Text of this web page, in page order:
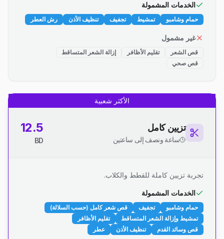
الخدمات المشمولة
حمام وشامبو تمشيط تجفيف تنظيف الأذن رش العطر
غير مشمول
قص الشعر تقليم الأظافر
إزالة الشعر المتساقط
قص صحي
الأكثر شعبية
تزيين كامل
ساعة ونصف إلى ساعتين
12.5
BD
تجربة تزيين كاملة للقطط والكلاب.
الخدمات المشمولة
حمام وشامبو تجفيف
قص شعر كامل (حسب السلالة)
تمشيط وإزالة الشعر المتساقط
تقليم الأظافر
قص وسائد القدم
تنظيف الأذن عطر